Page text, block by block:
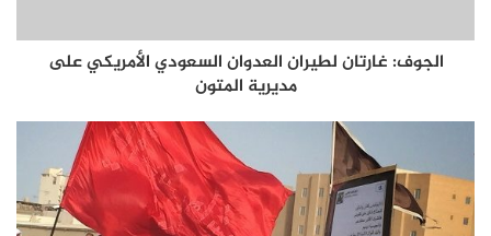
الجوف: غارتان لطيران العدوان السعودي الأمريكي على
مديرية المتون